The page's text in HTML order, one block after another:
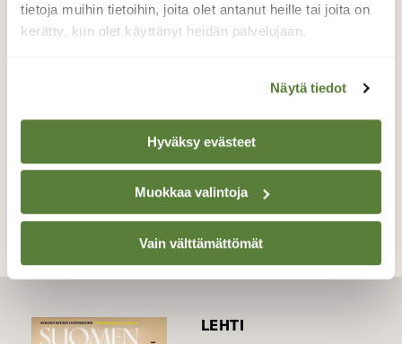
tietoja muihin tietoihin, joita olet antanut heille tai joita on
kerätty, kun olet käyttänyt heidän palvelujaan.
Näytä tiedot
Hyväksy evästeet
Muokkaa valintoja
Vain välttämättömät
Lepän kävyt kauniin kuuraisena Keijärven
rannalla
Valokuvaaja: Teija Matikka, Ylöjärvi tammikuu 18
LEHTI